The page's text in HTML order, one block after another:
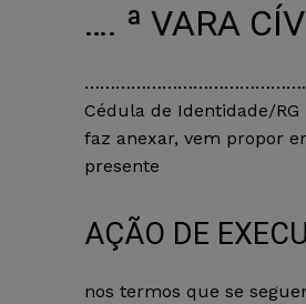
…. ª VARA
………………………………………….
Cédula de Identidade/
faz anexar, vem propor
presente
AÇÃO DE
nos termos que se